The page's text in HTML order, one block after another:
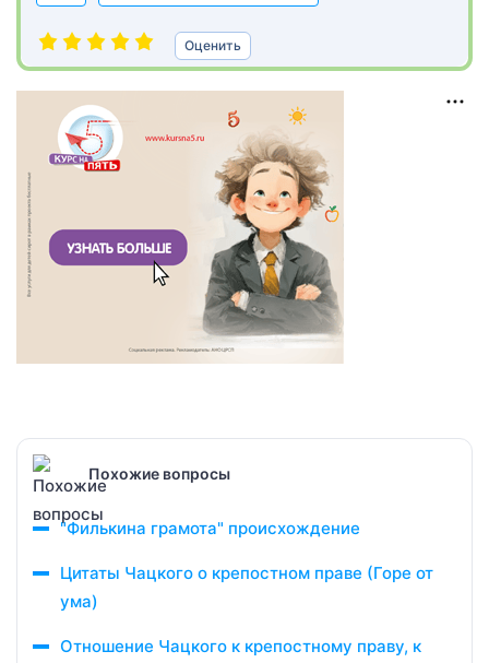
Оценить
Похожие вопросы
"Филькина грамота" происхождение
Цитаты Чацкого о крепостном праве (Горе от
ума)
Отношение Чацкого к крепостному праву, к